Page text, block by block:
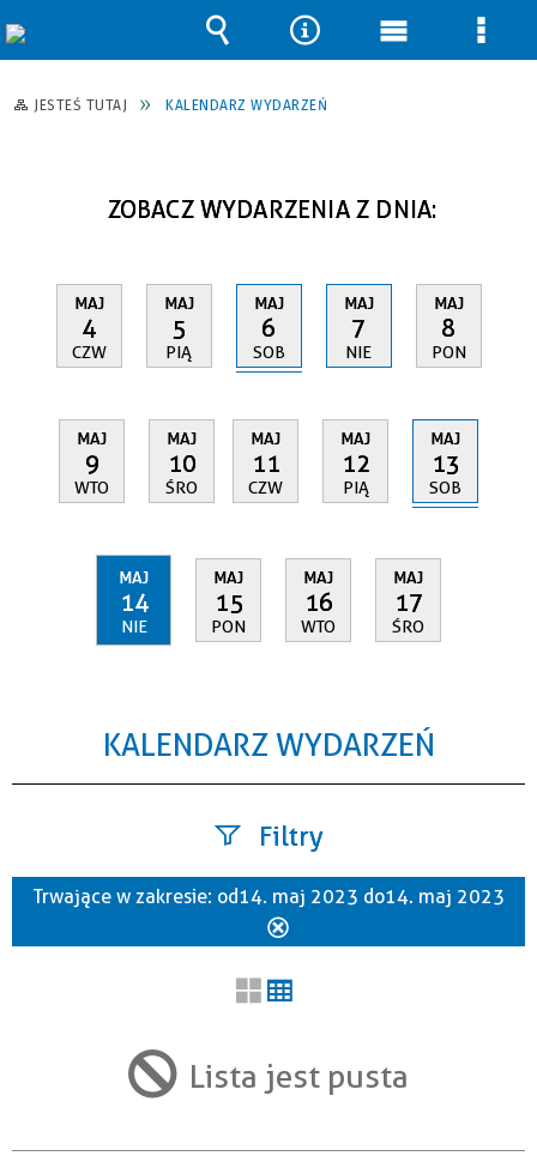
JESTEŚ TUTAJ KALENDARZ WYDARZEŃ
ZOBACZ WYDARZENIA Z DNIA:
MAJ
4
CZW
MAJ
5
PIĄ
MAJ
6
SOB
MAJ
7
NIE
MAJ
8
PON
MAJ
9
WTO
MAJ
10
ŚRO
MAJ
11
CZW
MAJ
12
PIĄ
MAJ
13
SOB
MAJ
14
NIE
MAJ
15
PON
MAJ
16
WTO
MAJ
17
ŚRO
KALENDARZ WYDARZEŃ
Filtry
Szukana fraza
Trwające w zakresie
Trwające w zakresie: od 14. maj 2023 do 14. maj 2023
filtr
Lista jest pusta
Wyszukiwarka
Narzędzia
Menu Menu